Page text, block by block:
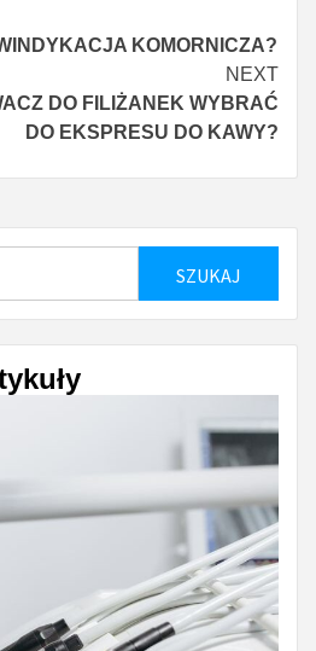
KOMORNICZA?
NEXT
DO FILIŻANEK WYBRAĆ
DO EKSPRESU DO KAWY?